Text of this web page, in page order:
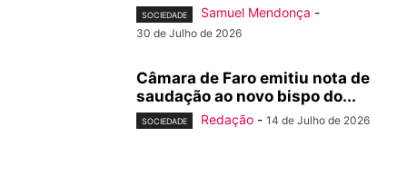
SOCIEDADE Samuel Mendonça -
30 de Julho de 2026
Câmara de Faro emitiu nota de
saudação ao novo bispo do...
SOCIEDADE Redação - 14 de Julho de 2026